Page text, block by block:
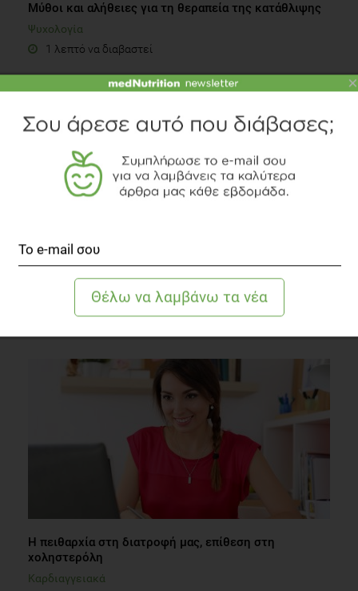
Μύθοι και αλήθειες για τη θεραπεία της κατάθλιψης
Ψυχολογία
1 λεπτό να διαβαστεί
Στρατηγικές μείωσης παχυσαρκίας σε παιδιά
προσχολικής ηλικίας
Η πειθαρχία στη διατροφή μας, επίθεση στη
χοληστερόλη
Καρδιαγγειακά
×